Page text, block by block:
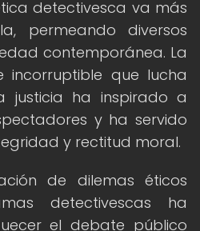
detectivesca va más
permeando diversos
contemporánea. La
incorruptible que lucha
ha inspirado a
y ha servido
y rectitud moral.
de dilemas éticos
detectivescas ha
el debate público